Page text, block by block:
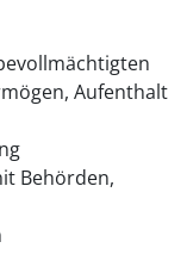
Aufenthalt
Behörden,